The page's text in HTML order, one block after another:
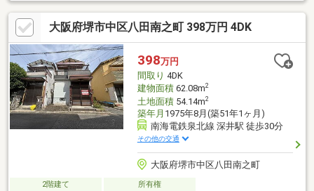
大阪府堺市中区八田南之町 398万円 4DK
398万円
間取り 4DK
建物面積62.08m2
土地面積54.14m2
築年月 1975年8月(築51年1ヶ月)
南海電鉄泉北線 深井駅 徒歩30分
その他の交通
大阪府堺市中区八田南之町
2階建て 所有権